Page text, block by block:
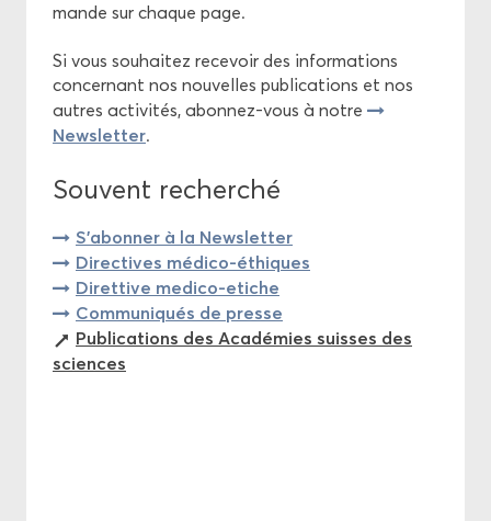
mande sur chaque page.
Si vous sou­hai­tez re­ce­voir des in­for­ma­tions
concer­nant nos nou­velles pu­bli­ca­tions et nos
autres ac­ti­vi­tés, abonnez-​vous à notre
News­let­ter.
Sou­vent re­cher­ché
S'abon­ner à la News­let­ter
Di­rec­tives médico-​éthiques
Di­ret­tive medico-​etiche
Com­mu­ni­qués de presse
Pu­bli­ca­tions des Aca­dé­mies suisses des
sciences